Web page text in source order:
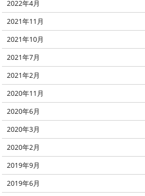
2022年4月
2021年11月
2021年10月
2021年7月
2021年2月
2020年11月
2020年6月
2020年3月
2020年2月
2019年9月
2019年6月